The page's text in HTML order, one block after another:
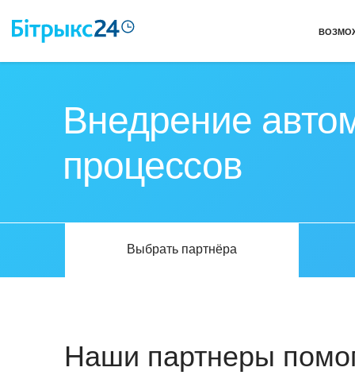
Внедрение
процессов
Выбрать партнёра
Наши партнеры